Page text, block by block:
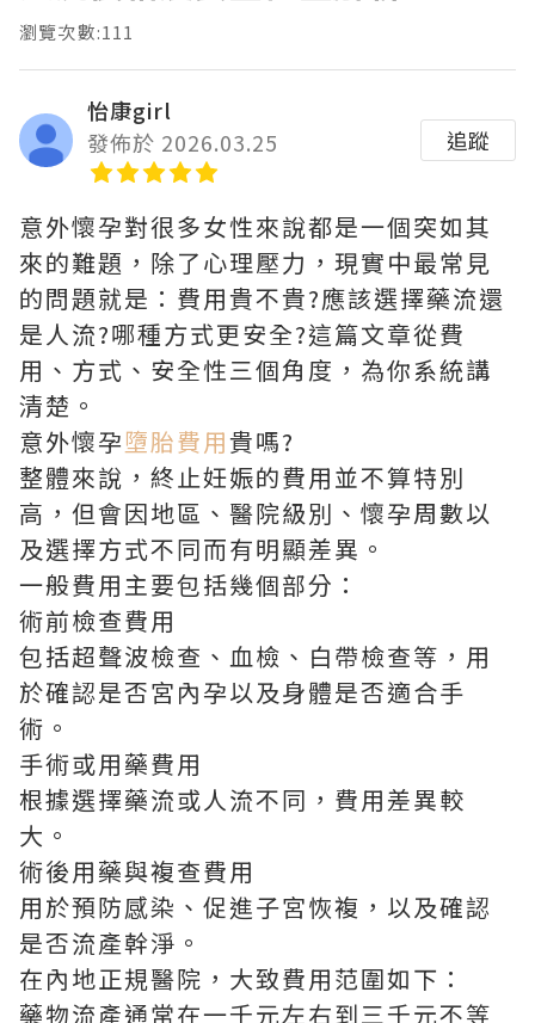
瀏覽次數:111
怡康girl
發佈於 2026.03.25
追蹤
意外懷孕對很多女性來說都是一個突如其
來的難題，除了心理壓力，現實中最常見
的問題就是：費用貴不貴?應該選擇藥流還
是人流?哪種方式更安全?這篇文章從費
用、方式、安全性三個角度，為你系統講
清楚。
意外懷孕墮胎費用貴嗎?
整體來說，終止妊娠的費用並不算特別
高，但會因地區、醫院級別、懷孕周數以
及選擇方式不同而有明顯差異。
一般費用主要包括幾個部分：
術前檢查費用
包括超聲波檢查、血檢、白帶檢查等，用
於確認是否宮內孕以及身體是否適合手
術。
手術或用藥費用
根據選擇藥流或人流不同，費用差異較
大。
術後用藥與複查費用
用於預防感染、促進子宮恢複，以及確認
是否流產幹淨。
在內地正規醫院，大致費用范圍如下：
藥物流產通常在一千元左右到三千元不等